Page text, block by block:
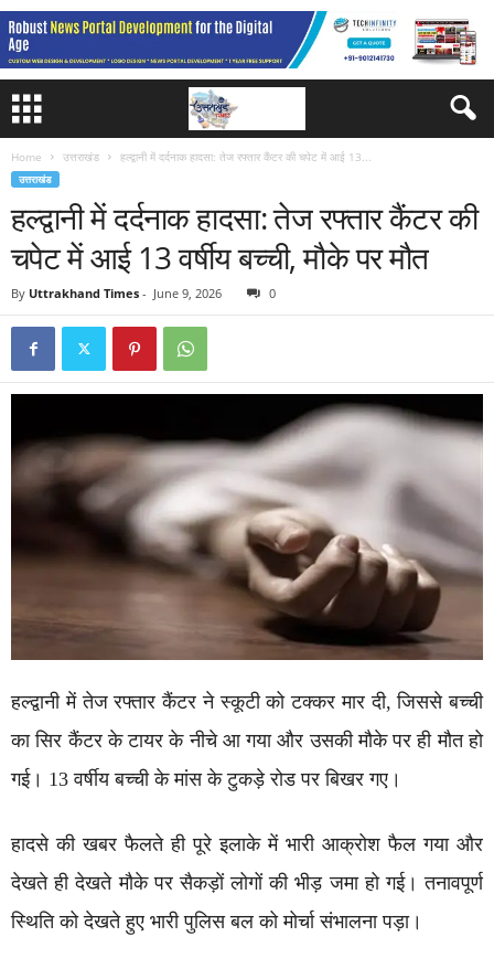
Home उत्तराखंड हल्द्वानी में दर्दनाक हादसा: तेज रफ्तार कैंटर की चपेट में आई 13...
उत्तराखंड
हल्द्वानी में दर्दनाक हादसा: तेज रफ्तार कैंटर की
चपेट में आई 13 वर्षीय बच्ची, मौके पर मौत
By Uttrakhand Times - June 9, 2026 0
हल्द्वानी में तेज रफ्तार कैंटर ने स्कूटी को टक्कर मार दी, जिससे बच्ची
का सिर कैंटर के टायर के नीचे आ गया और उसकी मौके पर ही मौत हो
गई। 13 वर्षीय बच्ची के मांस के टुकड़े रोड पर बिखर गए।
हादसे की खबर फैलते ही पूरे इलाके में भारी आक्रोश फैल गया और
देखते ही देखते मौके पर सैकड़ों लोगों की भीड़ जमा हो गई। तनावपूर्ण
स्थिति को देखते हुए भारी पुलिस बल को मोर्चा संभालना पड़ा।